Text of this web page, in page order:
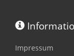
Impressum